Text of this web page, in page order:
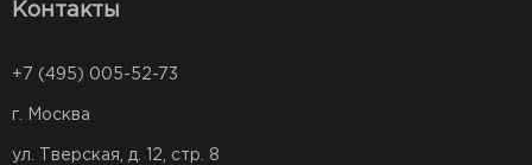
Контакты
+7 (495) 005-52-73
г. Москва
ул. Тверская, д. 12, стр. 8